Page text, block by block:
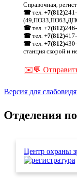
Справочная,
☎ тел. +7(812)
☎ тел. +7(812)
☎ тел. +7(812)
☎ тел. +7(812)
станция скорой и
✉️💬
Версия для
Отделения
Центр охраны